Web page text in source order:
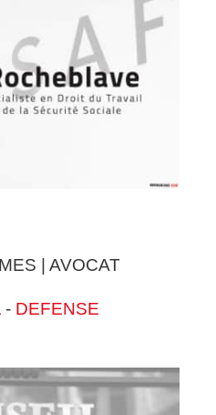
| AVOCAT
- DEFENSE